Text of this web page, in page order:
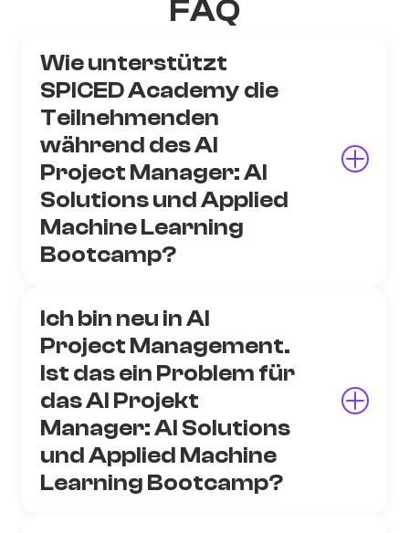
FAQ
Wie unterstützt
SPICED Academy die
Teilnehmenden
während des AI
Project Manager: AI
Solutions und Applied
Machine Learning
Bootcamp?
Ich bin neu in AI
Project Management.
Ist das ein Problem für
das AI Projekt
Manager: AI Solutions
und Applied Machine
Learning Bootcamp?